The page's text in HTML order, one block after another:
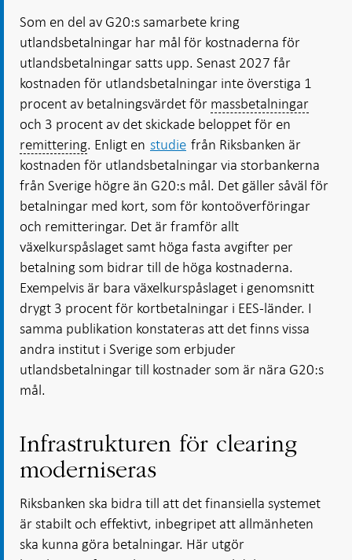
Som en del av G20:s samarbete kring
utlandsbetalningar har mål för kostnaderna för
utlandsbetalningar satts upp. Senast 2027 får
kostnaden för utlandsbetalningar inte överstiga 1
procent av betalningsvärdet för massbetalningar
och 3 procent av det skickade beloppet för en
remittering. Enligt en studie från Riksbanken är
kostnaden för utlandsbetalningar via storbankerna
från Sverige högre än G20:s mål. Det gäller såväl för
betalningar med kort, som för kontoöverföringar
och remitteringar. Det är framför allt
växelkurspåslaget samt höga fasta avgifter per
betalning som bidrar till de höga kostnaderna.
Exempelvis är bara växelkurspåslaget i genomsnitt
drygt 3 procent för kortbetalningar i EES-länder. I
samma publikation konstateras att det finns vissa
andra institut i Sverige som erbjuder
utlandsbetalningar till kostnader som är nära G20:s
mål.
Infrastrukturen för clearing
moderniseras
Riksbanken ska bidra till att det finansiella systemet
är stabilt och effektivt, inbegripet att allmänheten
ska kunna göra betalningar. Här utgör